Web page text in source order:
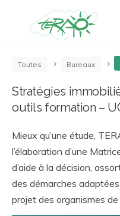
Toutes Bureaux
Stratégies
outils formation –
Mieux qu’une étude,
l’élaboration d’une
d’aide à la décision,
des démarches
projet des organismes